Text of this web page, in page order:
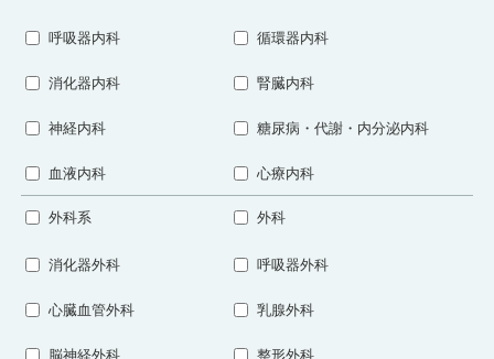
呼吸器内科 循環器内科
消化器内科 腎臓内科
神経内科 糖尿病・代謝・内分泌内科
血液内科 心療内科
外科系 外科
消化器外科 呼吸器外科
心臓血管外科 乳腺外科
脳神経外科 整形外科